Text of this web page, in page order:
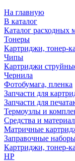
На главную
В каталог
Каталог расходных
Тонеры
Картриджи, тонер-
Чипы
Картриджи
Чернила
Фотобумага, пленка
Запчасти для
Запчасти для
Термоузлы и
Средства и
Матричные
Заправочные
Картриджи, тонер-
HP